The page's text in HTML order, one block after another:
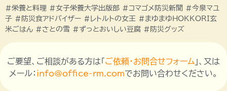
#栄養と料理 #女子栄養大学出版部 #コマゴメ防災新聞 #今泉マユ
子 #防災食アドバイザー #レトルトの女王 #まゆまゆHOKKORI玄
米ごはん #さとの雪 #ずっとおいしい豆腐 #防災グッズ
ご要望、ご相談がある方は「 ご依頼・お問合せフォーム 」、又は
メール： info@office-rm.comでお問い合わせください。